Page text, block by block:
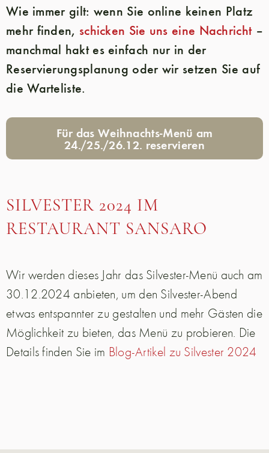
Wie immer gilt: wenn Sie online keinen Platz
mehr finden, schicken Sie uns eine Nachricht–
manchmal hakt es einfach nur in der
Reservierungsplanung oder wir setzen Sie auf
die Warteliste.
Für das Weihnachts-Menü am
24./25./26.12. reservieren
SILVESTER 2024 IM
RESTAURANT SANSARO
Wir werden dieses Jahr das Silvester-Menü auch am
30.12.2024 anbieten, um den Silvester-Abend
etwas entspannter zu gestalten und mehr Gästen die
Möglichkeit zu bieten, das Menü zu probieren. Die
Details finden Sie im Blog-Artikel zu Silvester 2024